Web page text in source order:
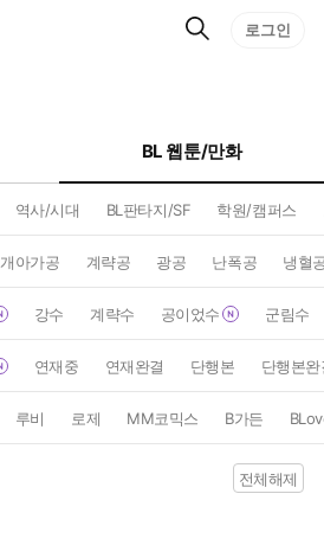
검
로그인
BL 웹툰/만화
역사/시대 BL판타지/SF 학원/캠퍼스
개아가공 계략공 광공 난폭공 냉혈
강수 계략수 공이었수 군림수
연재중 연재완결 단행본 단행본완
루비 로제 MM코믹스 B가든
전체해제